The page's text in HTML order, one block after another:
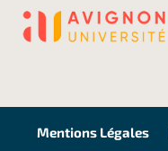
Mentions Légales